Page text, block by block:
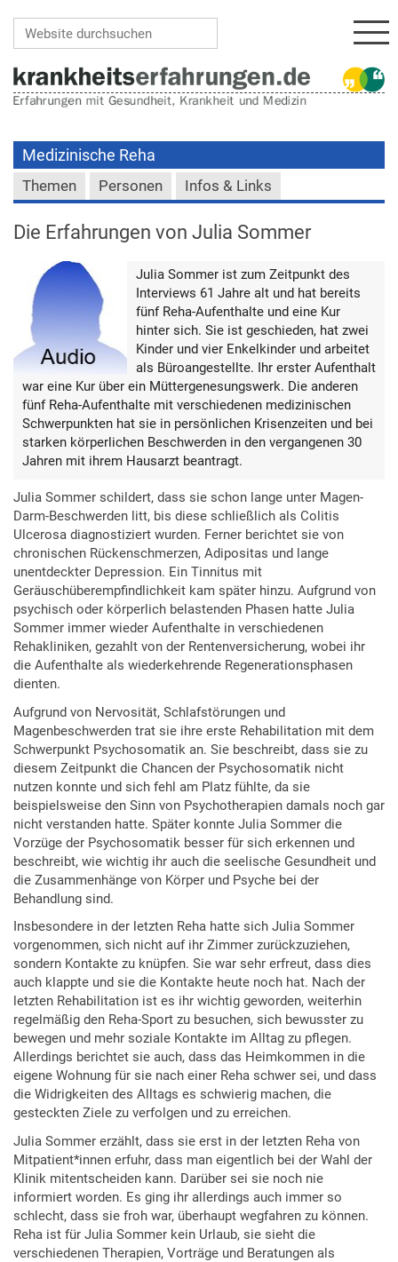
Medizinische Reha
Themen Personen Infos & Links
Die Erfahrungen von Julia Sommer
Julia Sommer ist zum Zeitpunkt des
Interviews 61 Jahre alt und hat bereits
fünf Reha-Aufenthalte und eine Kur
hinter sich. Sie ist geschieden, hat zwei
Kinder und vier Enkelkinder und arbeitet
als Büroangestellte. Ihr erster Aufenthalt
war eine Kur über ein Müttergenesungswerk. Die anderen
fünf Reha-Aufenthalte mit verschiedenen medizinischen
Schwerpunkten hat sie in persönlichen Krisenzeiten und bei
starken körperlichen Beschwerden in den vergangenen 30
Jahren mit ihrem Hausarzt beantragt.
Julia Sommer schildert, dass sie schon lange unter Magen-
Darm-Beschwerden litt, bis diese schließlich als Colitis
Ulcerosa diagnostiziert wurden. Ferner berichtet sie von
chronischen Rückenschmerzen, Adipositas und lange
unentdeckter Depression. Ein Tinnitus mit
Geräuschüberempfindlichkeit kam später hinzu. Aufgrund von
psychisch oder körperlich belastenden Phasen hatte Julia
Sommer immer wieder Aufenthalte in verschiedenen
Rehakliniken, gezahlt von der Rentenversicherung, wobei ihr
die Aufenthalte als wiederkehrende Regenerationsphasen
dienten.
Aufgrund von Nervosität, Schlafstörungen und
Magenbeschwerden trat sie ihre erste Rehabilitation mit dem
Schwerpunkt Psychosomatik an. Sie beschreibt, dass sie zu
diesem Zeitpunkt die Chancen der Psychosomatik nicht
nutzen konnte und sich fehl am Platz fühlte, da sie
beispielsweise den Sinn von Psychotherapien damals noch gar
nicht verstanden hatte. Später konnte Julia Sommer die
Vorzüge der Psychosomatik besser für sich erkennen und
beschreibt, wie wichtig ihr auch die seelische Gesundheit und
die Zusammenhänge von Körper und Psyche bei der
Behandlung sind.
Insbesondere in der letzten Reha hatte sich Julia Sommer
vorgenommen, sich nicht auf ihr Zimmer zurückzuziehen,
sondern Kontakte zu knüpfen. Sie war sehr erfreut, dass dies
auch klappte und sie die Kontakte heute noch hat. Nach der
letzten Rehabilitation ist es ihr wichtig geworden, weiterhin
regelmäßig den Reha-Sport zu besuchen, sich bewusster zu
bewegen und mehr soziale Kontakte im Alltag zu pflegen.
Allerdings berichtet sie auch, dass das Heimkommen in die
eigene Wohnung für sie nach einer Reha schwer sei, und dass
die Widrigkeiten des Alltags es schwierig machen, die
gesteckten Ziele zu verfolgen und zu erreichen.
Julia Sommer erzählt, dass sie erst in der letzten Reha von
Mitpatient*innen erfuhr, dass man eigentlich bei der Wahl der
Klinik mitentscheiden kann. Darüber sei sie noch nie
informiert worden. Es ging ihr allerdings auch immer so
schlecht, dass sie froh war, überhaupt wegfahren zu können.
Reha ist für Julia Sommer kein Urlaub, sie sieht die
verschiedenen Therapien, Vorträge und Beratungen als